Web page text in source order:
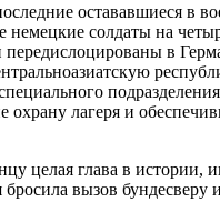
остававшиеся в
солдаты на
передислоцированы в
охрану лагеря и
целая глава в истории,
бросила вызов бундесверу